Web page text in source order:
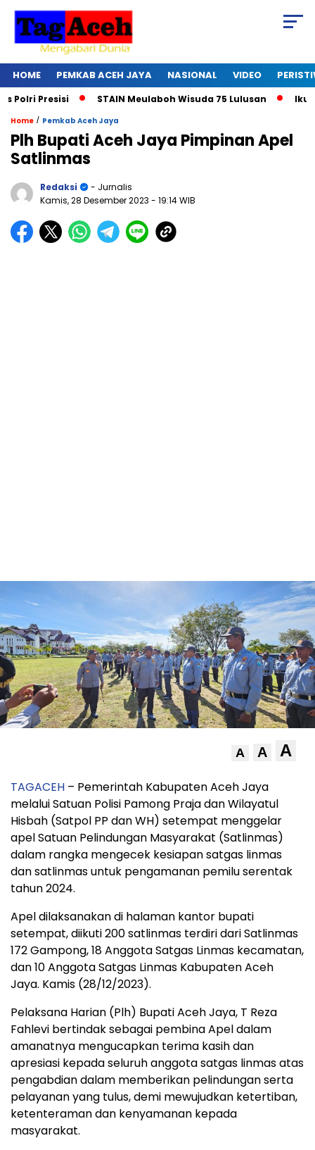
HOME PEMKAB ACEH JAYA NASIONAL VIDEO
Presisi STAIN Meulaboh Wisuda 75 Lulusan Ikut
Home / Pemkab Aceh Jaya
Plh Bupati Aceh Jaya Pimpinan Apel
Satlinmas
Redaksi
- Jurnalis
Kamis, 28 Desember 2023 - 19:14 WIB
A A A
TAGACEH – Pemerintah Kabupaten Aceh Jaya
melalui Satuan Polisi Pamong Praja dan Wilayatul
Hisbah (Satpol PP dan WH) setempat menggelar
apel Satuan Pelindungan Masyarakat (Satlinmas)
dalam rangka mengecek kesiapan satgas linmas
dan satlinmas untuk pengamanan pemilu serentak
tahun 2024.
Apel dilaksanakan di halaman kantor bupati
setempat, diikuti 200 satlinmas terdiri dari Satlinmas
172 Gampong, 18 Anggota Satgas Linmas kecamatan,
dan 10 Anggota Satgas Linmas Kabupaten Aceh
Jaya. Kamis (28/12/2023).
Pelaksana Harian (Plh) Bupati Aceh Jaya, T Reza
Fahlevi bertindak sebagai pembina Apel dalam
amanatnya mengucapkan terima kasih dan
apresiasi kepada seluruh anggota satgas linmas atas
pengabdian dalam memberikan pelindungan serta
pelayanan yang tulus, demi mewujudkan ketertiban,
ketenteraman dan kenyamanan kepada
masyarakat.